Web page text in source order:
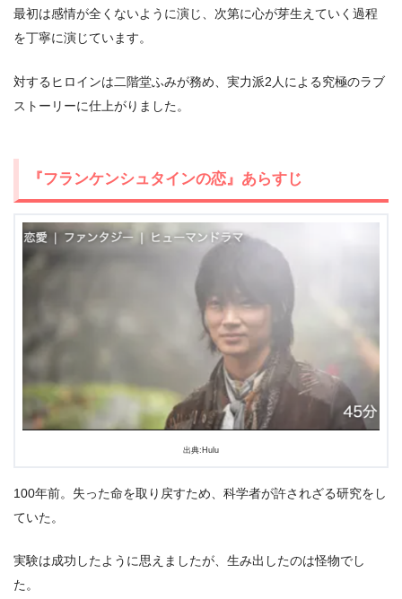
出典:TSUTAYA TV
＼＼30日間無料!!お試し解約もOK／／
最初は感情が全くないように演じ、次第に心が芽生えていく過程
を丁寧に演じています。
対するヒロインは二階堂ふみが務め、実力派2人による究極のラブ
ストーリーに仕上がりました。
『フランケンシュタインの恋』あらすじ
出典:Hulu
100年前。失った命を取り戻すため、科学者が許されざる研究をし
ていた。
実験は成功したように思えましたが、生み出したのは怪物でし
た。